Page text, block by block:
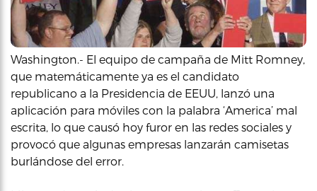
Washington.- El equipo de campaña de Mitt Romney,
que matemáticamente ya es el candidato
republicano a la Presidencia de EEUU, lanzó una
aplicación para móviles con la palabra ‘America’ mal
escrita, lo que causó hoy furor en las redes sociales y
provocó que algunas empresas lanzarán camisetas
burlándose del error.